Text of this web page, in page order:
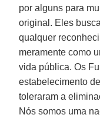
por alguns para
original. Eles
qualquer
meramente como
vida pública. Os
estabelecimento
toleraram a
Nós somos uma